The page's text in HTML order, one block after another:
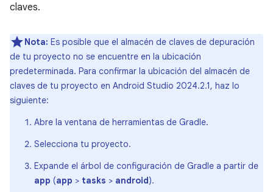
claves.
Nota: Es posible que el almacén de claves de depuración
de tu proyecto no se encuentre en la ubicación
predeterminada. Para confirmar la ubicación del almacén de
claves de tu proyecto en Android Studio 2024.2.1, haz lo
siguiente:
Abre la ventana de herramientas de Gradle.
Selecciona tu proyecto.
Expande el árbol de configuración de Gradle a partir de
app (app > tasks > android).